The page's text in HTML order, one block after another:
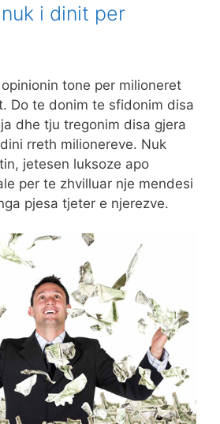
i dinit per
tone per milioneret
Do te donim te sfidonim disa
dhe tju tregonim disa gjera
rreth milionereve. Nuk
jetesen luksoze apo
per te zhvilluar nje mendesi
pjesa tjeter e njerezve.